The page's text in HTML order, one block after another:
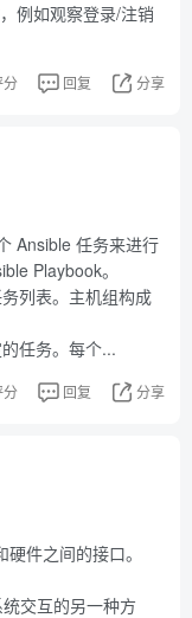
例如观察登录/注销
分 回复 分享
Ansible 任务来进行
Playbook。
列表。主机组构成
任务。每个...
分 回复 分享
件之间的接口。
交互的另一种方